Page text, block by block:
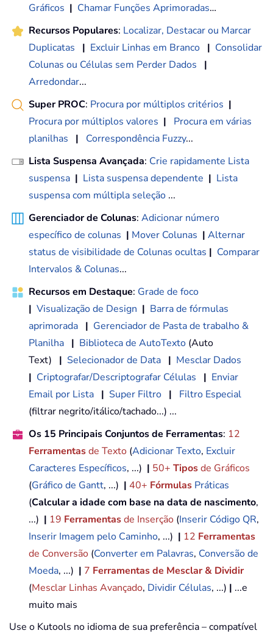
Gráficos | Chamar Funções Aprimoradas…
Recursos Populares: Localizar, Destacar ou Marcar
Duplicatas
| Excluir Linhas em Branco | Consolidar
Colunas ou Células sem Perder Dados
|
Arredondar...
Super PROC: Procura por múltiplos critérios |
Procura por múltiplos valores |
Procura em várias
planilhas
| Correspondência Fuzzy...
Lista Suspensa Avançada: Crie rapidamente Lista
suspensa | Lista suspensa dependente | Lista
suspensa com múltipla seleção ...
Gerenciador de Colunas: Adicionar número
específico de colunas | Mover Colunas | Alternar
status de visibilidade de Colunas ocultas | Comparar
Intervalos & Colunas...
Recursos em Destaque: Grade de foco
| Visualização de Design | Barra de fórmulas
aprimorada | Gerenciador de Pasta de trabalho &
Planilha | Biblioteca de AutoTexto (Auto
Text) | Selecionador de Data | Mesclar Dados
| Criptografar/Descriptografar Células | Enviar
Email por Lista | Super Filtro |
Filtro Especial
(filtrar negrito/itálico/tachado...) ...
Os 15 Principais Conjuntos de Ferramentas: 12
Ferramentasde Texto (Adicionar Texto, Excluir
Caracteres Específicos, ...) | 50+ Tiposde Gráficos
(Gráfico de Gantt, ...) | 40+ Fórmulas Práticas
(Calcular a idade com base na data de nascimento,
...) | 19 Ferramentasde Inserção (Inserir Código QR,
Inserir Imagem pelo Caminho, ...) | 12 Ferramentas
de Conversão (Converter em Palavras, Conversão de
Moeda, ...) | 7 Ferramentas de Mesclar & Dividir
(Mesclar Linhas Avançado, Dividir Células, ...) | ...e
muito mais
Use o Kutools no idioma de sua preferência – compatível